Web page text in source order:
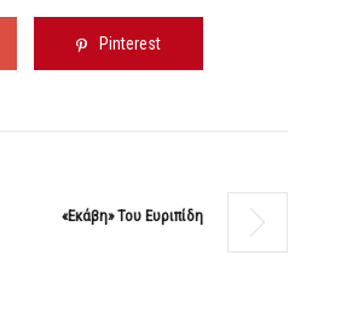
Pinterest
«Εκάβη» Του Ευριπίδη